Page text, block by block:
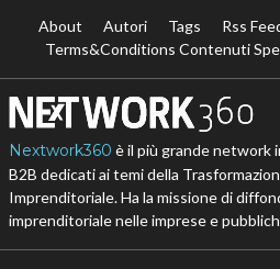
About Autori Tags Rss
Terms&Conditions Contenuti
Nextwork360 è il più grande network
B2B dedicati ai temi della
Imprenditoriale. Ha la missione di
imprenditoriale nelle imprese e